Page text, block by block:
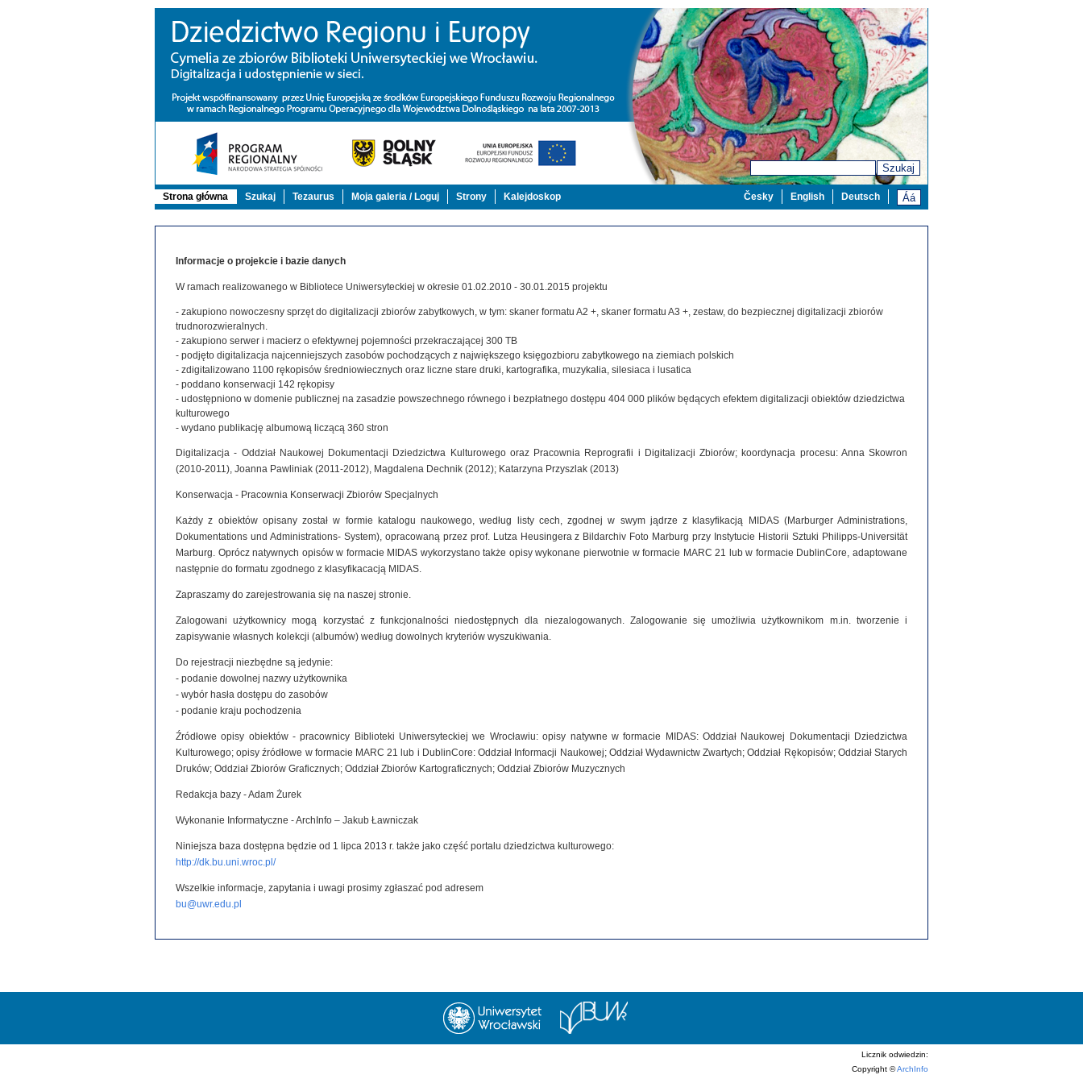
Szukaj
Strona główna Szukaj Tezaurus Moja galeria / Loguj Strony Kalejdoskop Deutsch
English
Česky
Informacje o projekcie i bazie danych
W ramach realizowanego w Bibliotece Uniwersyteckiej w okresie 01.02.2010 - 30.01.2015 projektu
- zakupiono nowoczesny sprzęt do digitalizacji zbiorów zabytkowych, w tym: skaner formatu A2 +, skaner formatu A3 +, zestaw, do bezpiecznej digitalizacji zbiorów
trudnorozwieralnych.
- zakupiono serwer i macierz o efektywnej pojemności przekraczającej 300 TB
- podjęto digitalizacja najcenniejszych zasobów pochodzących z największego księgozbioru zabytkowego na ziemiach polskich
- zdigitalizowano 1100 rękopisów średniowiecznych oraz liczne stare druki, kartografika, muzykalia, silesiaca i lusatica
- poddano konserwacji 142 rękopisy
- udostępniono w domenie publicznej na zasadzie powszechnego równego i bezpłatnego dostępu 404 000 plików będących efektem digitalizacji obiektów dziedzictwa
kulturowego
- wydano publikację albumową liczącą 360 stron
Digitalizacja - Oddział Naukowej Dokumentacji Dziedzictwa Kulturowego oraz Pracownia Reprografii i Digitalizacji Zbiorów; koordynacja procesu: Anna Skowron
(2010-2011), Joanna Pawliniak (2011-2012), Magdalena Dechnik (2012); Katarzyna Przyszlak (2013)
Konserwacja - Pracownia Konserwacji Zbiorów Specjalnych
Każdy z obiektów opisany został w formie katalogu naukowego, według listy cech, zgodnej w swym jądrze z klasyfikacją MIDAS (Marburger Administrations,
Dokumentations und Administrations- System), opracowaną przez prof. Lutza Heusingera z Bildarchiv Foto Marburg przy Instytucie Historii Sztuki Philipps-Universität
Marburg. Oprócz natywnych opisów w formacie MIDAS wykorzystano także opisy wykonane pierwotnie w formacie MARC 21 lub w formacie DublinCore, adaptowane
następnie do formatu zgodnego z klasyfikacacją MIDAS.
Zapraszamy do zarejestrowania się na naszej stronie.
Zalogowani użytkownicy mogą korzystać z funkcjonalności niedostępnych dla niezalogowanych. Zalogowanie się umożliwia użytkownikom m.in. tworzenie i
zapisywanie własnych kolekcji (albumów) według dowolnych kryteriów wyszukiwania.
Do rejestracji niezbędne są jedynie:
- podanie dowolnej nazwy użytkownika
- wybór hasła dostępu do zasobów
- podanie kraju pochodzenia
Źródłowe opisy obiektów - pracownicy Biblioteki Uniwersyteckiej we Wrocławiu: opisy natywne w formacie MIDAS: Oddział Naukowej Dokumentacji Dziedzictwa
Kulturowego; opisy źródłowe w formacie MARC 21 lub i DublinCore: Oddział Informacji Naukowej; Oddział Wydawnictw Zwartych; Oddział Rękopisów; Oddział Starych
Druków; Oddział Zbiorów Graficznych; Oddział Zbiorów Kartograficznych; Oddział Zbiorów Muzycznych
Redakcja bazy - Adam Żurek
Wykonanie Informatyczne - ArchInfo – Jakub Ławniczak
Niniejsza baza dostępna będzie od 1 lipca 2013 r. także jako część portalu dziedzictwa kulturowego:
http://dk.bu.uni.wroc.pl/
Wszelkie informacje, zapytania i uwagi prosimy zgłaszać pod adresem
bu@uwr.edu.pl
Licznik odwiedzin:
Copyright ©ArchInfo